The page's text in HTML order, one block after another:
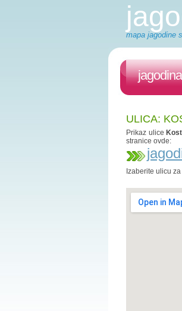
mapa jagodine
ULICA:
Prikaz ulice
stranice ovde:
Izaberite ulicu